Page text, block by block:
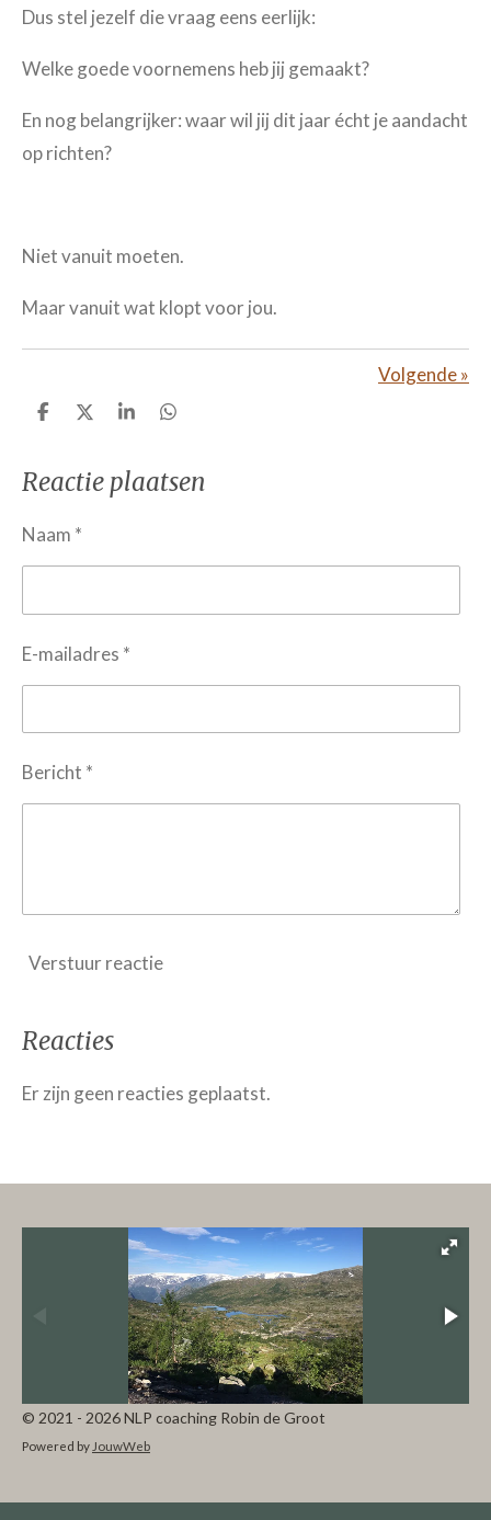
Dus stel jezelf die vraag eens eerlijk:
Welke goede voornemens heb jij gemaakt?
En nog belangrijker: waar wil jij dit jaar écht je aandacht
op richten?
Niet vanuit moeten.
Maar vanuit wat klopt voor jou.
Volgende»
D
e
n
D
l
S
r
e
D
e
n
Reactie plaatsen
Naam *
E-mailadres *
Bericht *
Verstuur reactie
Reacties
Er zijn geen reacties geplaatst.
© 2021 - 2026 NLP coaching Robin de Groot
Powered by JouwWeb